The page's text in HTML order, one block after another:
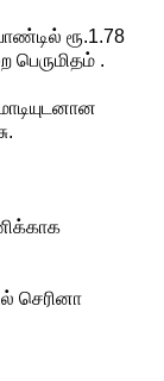
ரூ.1.78
பெருமிதம் .
செரினா